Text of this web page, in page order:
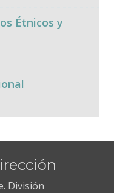
Étnicos y
División